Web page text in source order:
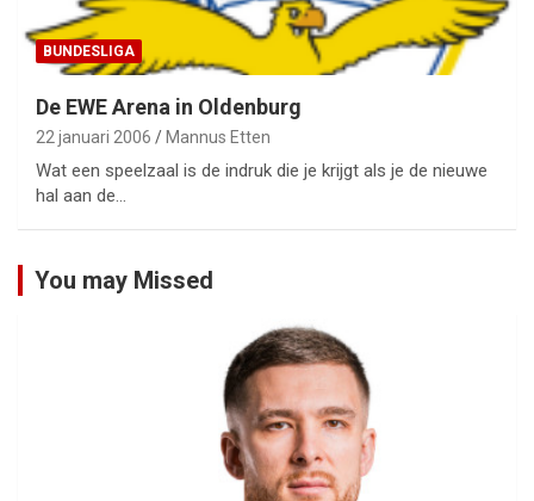
BUNDESLIGA
De EWE Arena in Oldenburg
22 januari 2006 Mannus Etten
Wat een speelzaal is de indruk die je krijgt als je de nieuwe
hal aan de…
You may Missed